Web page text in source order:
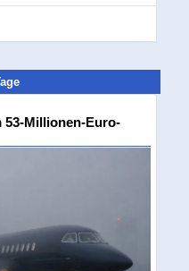
53-Millionen-Euro-